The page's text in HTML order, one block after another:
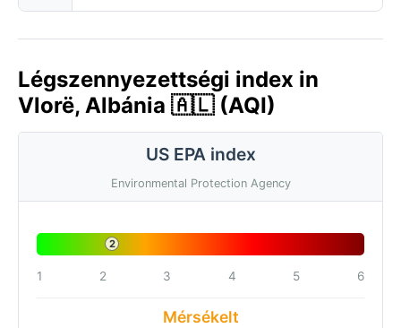
Légszennyezettségi index in
Vlorë, Albánia 🇦🇱 (AQI)
US EPA index
Environmental Protection Agency
2
1 2 3 4 5 6
Mérsékelt